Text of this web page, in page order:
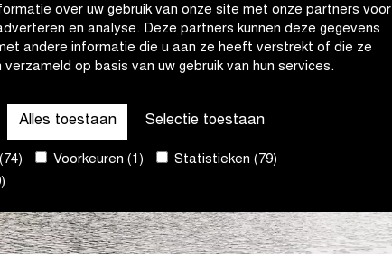
over uw gebruik van onze site met onze partners voor
en analyse. Deze partners kunnen deze gegevens
andere informatie die u aan ze heeft verstrekt of die ze
verzameld op basis van uw gebruik van hun services.
Alles toestaan Selectie toestaan
Voorkeuren (1)
Statistieken (79)